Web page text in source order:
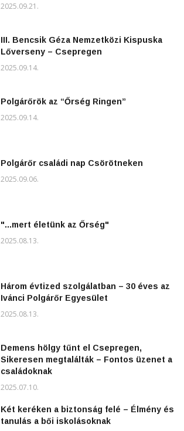
2025.09.21.
III. Bencsik Géza Nemzetközi Kispuska
Lőverseny – Csepregen
2025.09.14.
Polgárőrök az “Őrség Ringen”
2025.09.14.
Polgárőr családi nap Csörötneken
2025.09.06.
"...mert életünk az Őrség"
2025.08.13.
Három évtized szolgálatban – 30 éves az
Ivánci Polgárőr Egyesület
2025.08.13.
Demens hölgy tűnt el Csepregen,
Sikeresen megtalálták – Fontos üzenet a
családoknak
2025.07.10.
Két keréken a biztonság felé – Élmény és
tanulás a bői iskolásoknak